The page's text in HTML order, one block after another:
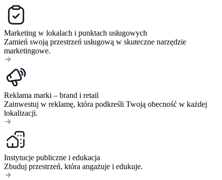
Marketing w lokalach i punktach usługowych
Zamień swoją przestrzeń usługową w skuteczne narzędzie
marketingowe.
Reklama marki – brand i retail
Zainwestuj w reklamę, która podkreśli Twoją obecność w każdej
lokalizacji.
Instytucje publiczne i edukacja
Zbuduj przestrzeń, która angażuje i edukuje.